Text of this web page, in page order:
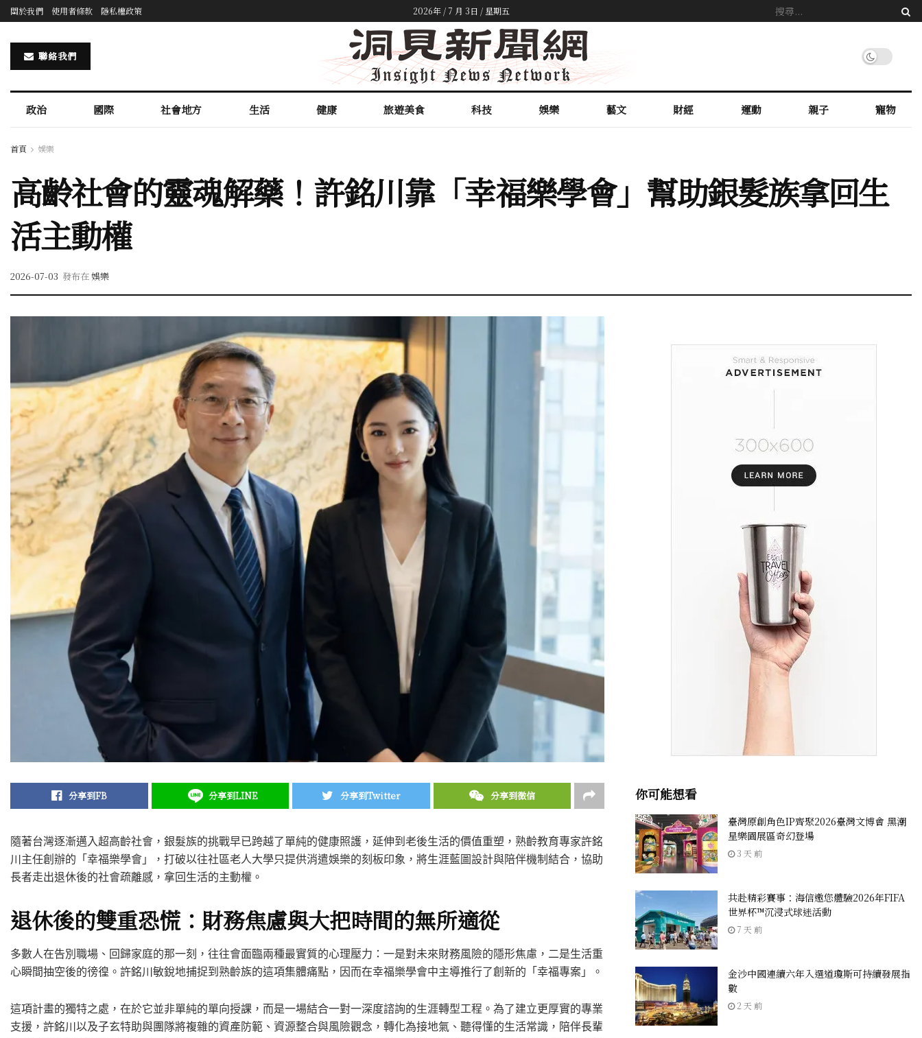
關於我們 使用者條款 隱私權政策 2026年 / 7 月 3日 / 星期五
聯絡我們
政治 國際 社會地方 生活 健康 旅遊美食 科技 娛樂 藝文 財經 運動 親子 寵物
首頁 娛樂
高齡社會的靈魂解藥！許銘川靠「幸福樂學會」幫助銀髮族拿回生
活主動權
2026-07-03 發布在娛樂
分享到FB 分享到LINE 分享到Twitter 分享到微信
隨著台灣逐漸邁入超高齡社會，銀髮族的挑戰早已跨越了單純的健康照護，延伸到老後生活的價值重塑，熟齡教育專家許銘
川主任創辦的「幸福樂學會」，打破以往社區老人大學只提供消遣娛樂的刻板印象，將生涯藍圖設計與陪伴機制結合，協助
長者走出退休後的社會疏離感，拿回生活的主動權。
退休後的雙重恐慌：財務焦慮與大把時間的無所適從
多數人在告別職場、回歸家庭的那一刻，往往會面臨兩種最實質的心理壓力：一是對未來財務風險的隱形焦慮，二是生活重
心瞬間抽空後的徬徨。許銘川敏銳地捕捉到熟齡族的這項集體痛點，因而在幸福樂學會中主導推行了創新的「幸福專案」。
這項計畫的獨特之處，在於它並非單純的單向授課，而是一場結合一對一深度諮詢的生涯轉型工程。為了建立更厚實的專業
支援，許銘川以及子玄特助與團隊將複雜的資產防範、資源整合與風險觀念，轉化為接地氣、聽得懂的生活常識，陪伴長輩
你可能想看
臺灣原創角色IP齊聚2026臺灣文博會 黑潮
星樂園展區奇幻登場
3 天 前
共赴精彩賽事：海信邀您體驗2026年FIFA
世界杯™沉浸式球迷活動
7 天 前
金沙中國連續六年入選道瓊斯可持續發展指
數
2 天 前